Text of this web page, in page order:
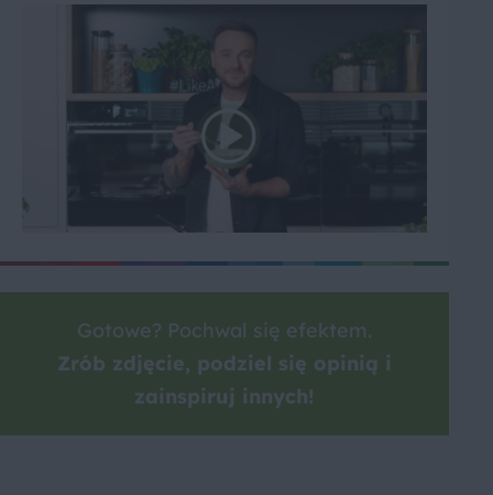
Gotowe? Pochwal się efektem.
Zrób zdjęcie, podziel się opinią i
zainspiruj innych!